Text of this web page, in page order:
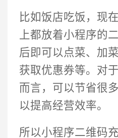
比如饭店吃饭，现
上都放着小程序的
后即可以点菜、加
获取优惠券等。对
而言，可以节省很
以提高经营效率。
所以小程序二维码